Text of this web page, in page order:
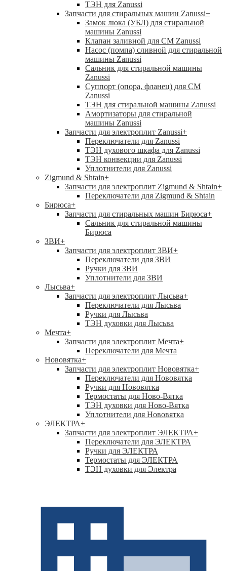
ТЭН для Zanussi
Запчасти для стиральных машин Zanussi+
Замок люка (УБЛ) для стиральной
машины Zanussi
Клапан заливной для СМ Zanussi
Насос (помпа) сливной для стиральной
машины Zanussi
Сальник для стиральной машины
Zanussi
Суппорт (опора, фланец) для СМ
Zanussi
ТЭН для стиральной машины Zanussi
Амортизаторы для стиральной
машины Zanussi
Запчасти для электроплит Zanussi+
Переключатели для Zanussi
ТЭН духового шкафа для Zanussi
ТЭН конвекции для Zanussi
Уплотнители для Zanussi
Zigmund & Shtain+
Запчасти для электроплит Zigmund & Shtain+
Переключатели для Zigmund & Shtain
Бирюса+
Запчасти для стиральных машин Бирюса+
Сальник для стиральной машины
Бирюса
ЗВИ+
Запчасти для электроплит ЗВИ+
Переключатели для ЗВИ
Ручки для ЗВИ
Уплотнители для ЗВИ
Лысьва+
Запчасти для электроплит Лысьва+
Переключатели для Лысьва
Ручки для Лысьва
ТЭН духовки для Лысьва
Мечта+
Запчасти для электроплит Мечта+
Переключатели для Мечта
Нововятка+
Запчасти для электроплит Нововятка+
Переключатели для Нововятка
Ручки для Нововятка
Термостаты для Ново-Вятка
ТЭН духовки для Ново-Вятка
Уплотнители для Нововятка
ЭЛЕКТРА+
Запчасти для электроплит ЭЛЕКТРА+
Переключатели для ЭЛЕКТРА
Ручки для ЭЛЕКТРА
Термостаты для ЭЛЕКТРА
ТЭН духовки для Электра